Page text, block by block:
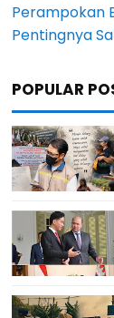
Perampokan
Pentingnya
POPULAR